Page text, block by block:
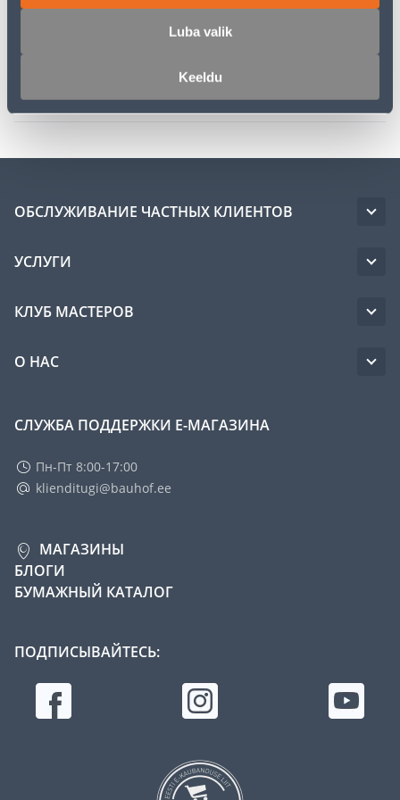
Luba valik
Keeldu
Транспорт
ОБСЛУЖИВАНИЕ ЧАСТНЫХ КЛИЕНТОВ
УСЛУГИ
КЛУБ МАСТЕРОВ
О НАС
СЛУЖБА ПОДДЕРЖКИ Е-МАГАЗИНА
Пн-Пт 8:00-17:00
klienditugi@bauhof.ee
МАГАЗИНЫ
БЛОГИ
БУМАЖНЫЙ КАТАЛОГ
ПОДПИСЫВАЙТЕСЬ: